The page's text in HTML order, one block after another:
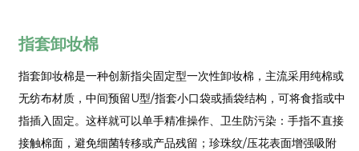
指套卸妆棉
指套卸妆棉是一种创新指尖固定型一次性卸妆棉，主流采用纯棉或
无纺布材质，中间预留U型/指套小口袋或插袋结构，可将食指或中
指插入固定。这样就可以单手精准操作、卫生防污染：手指不直接
接触棉面，避免细菌转移或产品残留；珍珠纹/压花表面增强吸附